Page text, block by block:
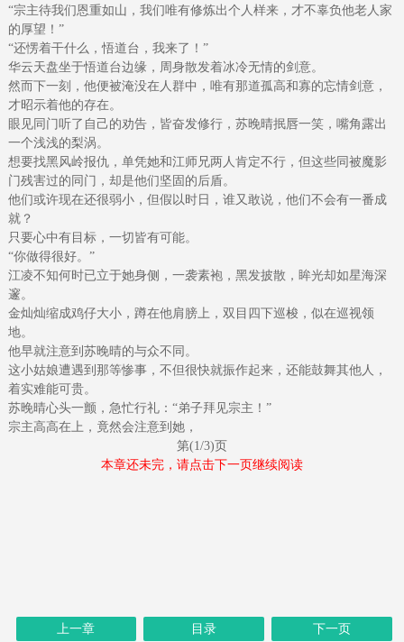
“宗主待我们恩重如山，我们唯有修炼出个人样来，才不辜负他老人家
的厚望！”
“还愣着干什么，悟道台，我来了！”
华云天盘坐于悟道台边缘，周身散发着冰冷无情的剑意。
然而下一刻，他便被淹没在人群中，唯有那道孤高和寡的忘情剑意，
才昭示着他的存在。
眼见同门听了自己的劝告，皆奋发修行，苏晚晴抿唇一笑，嘴角露出
一个浅浅的梨涡。
想要找黑风岭报仇，单凭她和江师兄两人肯定不行，但这些同被魔影
门残害过的同门，却是他们坚固的后盾。
他们或许现在还很弱小，但假以时日，谁又敢说，他们不会有一番成
就？
只要心中有目标，一切皆有可能。
“你做得很好。”
江凌不知何时已立于她身侧，一袭素袍，黑发披散，眸光却如星海深
邃。
金灿灿缩成鸡仔大小，蹲在他肩膀上，双目四下巡梭，似在巡视领
地。
他早就注意到苏晚晴的与众不同。
这小姑娘遭遇到那等惨事，不但很快就振作起来，还能鼓舞其他人，
着实难能可贵。
苏晚晴心头一颤，急忙行礼：“弟子拜见宗主！”
宗主高高在上，竟然会注意到她，
第(1/3)页
本章还未完，请点击下一页继续阅读
上一章 目录 下一页